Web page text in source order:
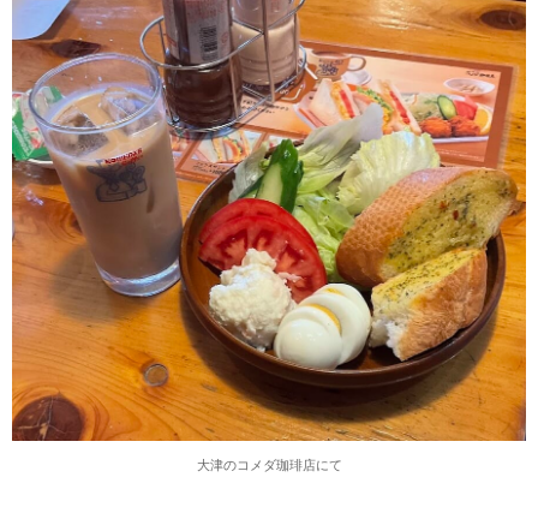
大津のコメダ珈琲店にて